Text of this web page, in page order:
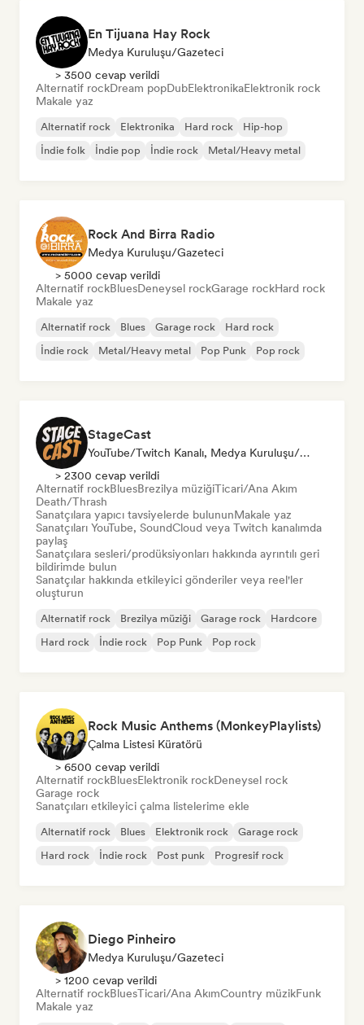
En Tijuana Hay Rock
Medya Kuruluşu/Gazeteci
> 3500 cevap verildi
Alternatif rockDream popDubElektronikaElektronik rock
Makale yaz
Alternatif rock Elektronika Hard rock
Hip-hop
İndie folk
İndie pop İndie rock Metal/Heavy metal
Rock And Birra Radio
Medya Kuruluşu/Gazeteci
> 5000 cevap verildi
Alternatif rockBluesDeneysel rockGarage rockHard rock
Makale yaz
Alternatif rock Blues Garage rock
Hard rock
İndie rock
Metal/Heavy metal Pop Punk Pop rock
StageCast
YouTube/Twitch Kanalı, Medya Kuruluşu/Gazeteci, Mentor, Sosyal Medya Etkileyici, Ses Uzmanı
> 2300 cevap verildi
Alternatif rockBluesBrezilya müziğiTicari/Ana Akım
Death/Thrash
Sanatçılara yapıcı tavsiyelerde bulununMakale yaz
Sanatçıları YouTube, SoundCloud veya Twitch kanalımda
paylaş
Sanatçılara sesleri/prodüksiyonları hakkında ayrıntılı geri
bildirimde bulun
Sanatçılar hakkında etkileyici gönderiler veya reel'ler
oluşturun
Alternatif rock Brezilya müziği Garage rock
Hardcore
Hard rock
İndie rock Pop Punk Pop rock
Rock Music Anthems (MonkeyPlaylists)
Çalma Listesi Küratörü
> 6500 cevap verildi
Alternatif rockBluesElektronik rockDeneysel rock
Garage rock
Sanatçıları etkileyici çalma listelerime ekle
Alternatif rock Blues Elektronik rock
Garage rock
Hard rock
İndie rock Post punk Progresif rock
Diego Pinheiro
Medya Kuruluşu/Gazeteci
> 1200 cevap verildi
Alternatif rockBluesTicari/Ana AkımCountry müzikFunk
Makale yaz